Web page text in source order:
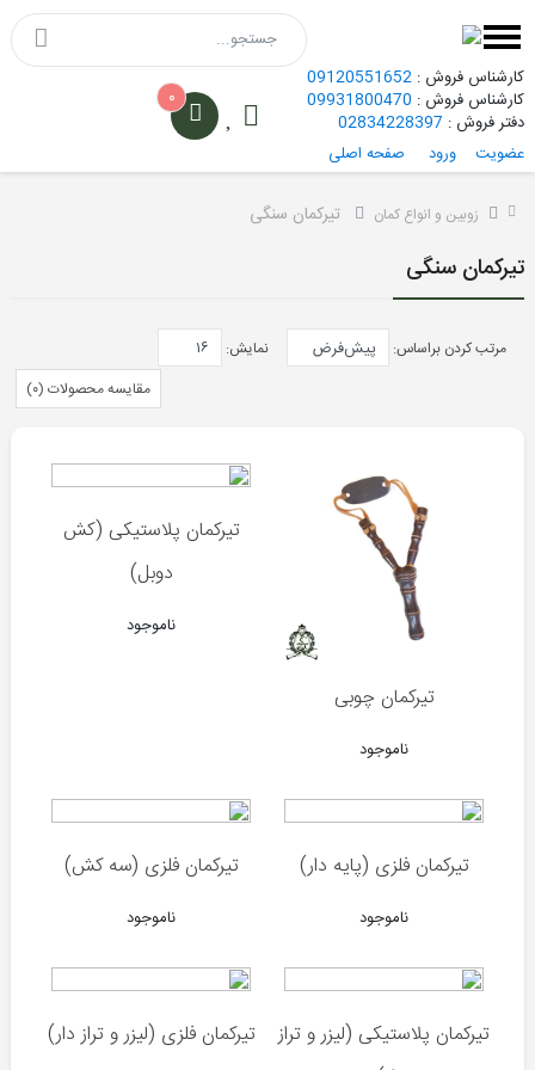
کارشناس فروش : 09120551652
کارشناس فروش : 09931800470
دفتر فروش : 02834228397
عضویت
ورود صفحه اصلی
۰
گامو
هاتسان
کرال
انواع
دوربین
زوبین و انواع کمان تیرکمان سنگی
تیرکمان سنگی
مرتب کردن براساس:
نمایش:
مقایسه محصولات (۰)
تیرکمان چوبی
ناموجود
تیرکمان پلاستیکی (کش
دوبل)
ناموجود
تیرکمان فلزی (پایه دار)
ناموجود
تیرکمان فلزی (سه کش)
ناموجود
تیرکمان پلاستیکی (لیزر و تراز
تیرکمان فلزی (لیزر و تراز دار)